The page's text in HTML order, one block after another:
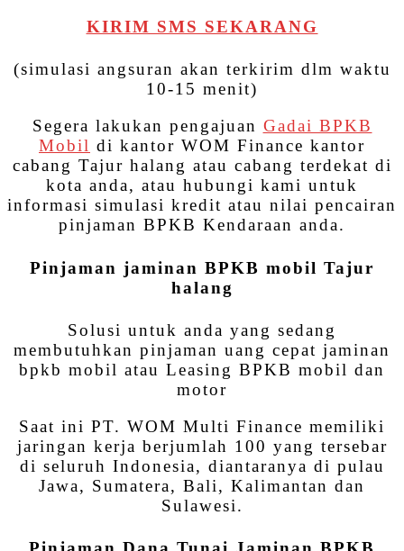
KIRIM SMS SEKARANG
(simulasi angsuran akan terkirim dlm waktu
10-15 menit)
Segera lakukan pengajuan Gadai BPKB
Mobil di kantor WOM Finance kantor
cabang Tajur halang atau cabang terdekat di
kota anda, atau hubungi kami untuk
informasi simulasi kredit atau nilai pencairan
pinjaman BPKB Kendaraan anda.
Pinjaman jaminan BPKB mobil Tajur
halang
Solusi untuk anda yang sedang
membutuhkan pinjaman uang cepat jaminan
bpkb mobil atau Leasing BPKB mobil dan
motor
Saat ini PT. WOM Multi Finance memiliki
jaringan kerja berjumlah 100 yang tersebar
di seluruh Indonesia, diantaranya di pulau
Jawa, Sumatera, Bali, Kalimantan dan
Sulawesi.